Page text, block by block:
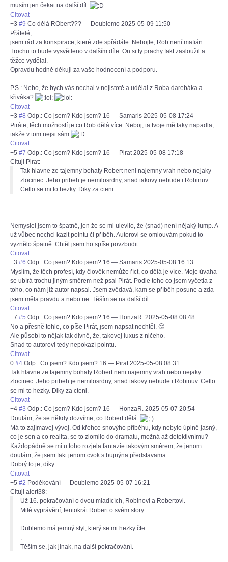
musím jen čekat na další díl.
Citovat
+3 #9 Co dělá RObert??? — Doublemo 2025-05-09 11:50
Přátelé,
jsem rád za konspirace, které zde spřádáte. Nebojte, Rob není mafián.
Trochu to bude vysvětleno v dalším díle. On si ty prachy fakt zasloužil a
těžce vydělal.
Opravdu hodně děkuji za vaše hodnocení a podporu.
P.S.: Nebo, že bych vás nechal v nejistotě a udělal z Roba darebáka a
křiváka?
Citovat
+3 #8 Odp.: Co jsem? Kdo jsem? 16 — Samaris 2025-05-08 17:24
Piráte, těch možností je co Rob dělá více. Neboj, ta tvoje mě taky napadla,
takže v tom nejsi sám
Citovat
+5 #7 Odp.: Co jsem? Kdo jsem? 16 — Pirat 2025-05-08 17:18
Cituji Pirat:
Tak hlavne ze tajemny bohaty Robert neni najemny vrah nebo nejaky
zlocinec. Jeho pribeh je nemilosrdny, snad takovy nebude i Robinuv.
Cetlo se mi to hezky. Diky za cteni.
Nemyslel jsem to špatně, jen že se mi ulevilo, že (snad) není nějaký lump. A
už vůbec nechci kazit pointu či příběh. Autorovi se omlouvám pokud to
vyznělo špatně. Chtěl jsem ho spíše povzbudit.
Citovat
+3 #6 Odp.: Co jsem? Kdo jsem? 16 — Samaris 2025-05-08 16:13
Myslím, že těch profesí, kdy člověk nemůže říct, co dělá je více. Moje úvaha
se ubírá trochu jiným směrem než psal Pirát. Podle toho co jsem vyčetla z
toho, co nám již autor napsal. Jsem zvědavá, kam se příběh posune a zda
jsem měla pravdu a nebo ne. Těším se na další díl.
Citovat
+7 #5 Odp.: Co jsem? Kdo jsem? 16 — HonzaR. 2025-05-08 08:48
No a přesně tohle, co píše Pirát, jsem napsat nechtěl. 🤔
Ale působí to nějak tak divně, že, takovej luxus z ničeho.
Snad to autorovi tedy nepokazí pointu.
Citovat
0 #4 Odp.: Co jsem? Kdo jsem? 16 — Pirat 2025-05-08 08:31
Tak hlavne ze tajemny bohaty Robert neni najemny vrah nebo nejaky
zlocinec. Jeho pribeh je nemilosrdny, snad takovy nebude i Robinuv. Cetlo
se mi to hezky. Diky za cteni.
Citovat
+4 #3 Odp.: Co jsem? Kdo jsem? 16 — HonzaR. 2025-05-07 20:54
Doufám, že se někdy dozvíme, co Robert dělá.
Má to zajímavej vývoj. Od křehce snovýho příběhu, kdy nebylo úplně jasný,
co je sen a co realita, se to zlomilo do dramatu, možná až detektivnímu?
Každopádně se mi u toho rozjela fantazie takovým směrem, že jenom
doufám, že jsem fakt jenom cvok s bujnýna představama.
Dobrý to je, díky.
Citovat
+5 #2 Poděkování — Doublemo 2025-05-07 16:21
Cituji alert38:
Už 16. pokračování o dvou mladících, Robinovi a Robertovi.
Milé vyprávění, tentokrát Robert o svém story.
Dublemo má jemný styl, který se mi hezky čte.
.
Těším se, jak jinak, na další pokračování.